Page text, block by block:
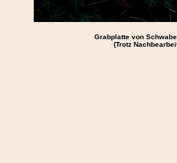
Grabplatte von
(Trotz